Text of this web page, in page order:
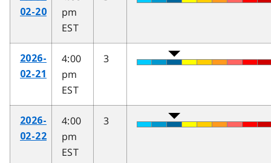
02-20
pm
EST
2026-
02-21
4:00
pm
EST
3
2026-
02-22
4:00
pm
EST
3